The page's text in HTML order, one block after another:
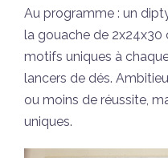
Au programme : un
la gouache de 2x24x30
motifs uniques à
lancers de dés.
ou moins de réussite,
uniques.